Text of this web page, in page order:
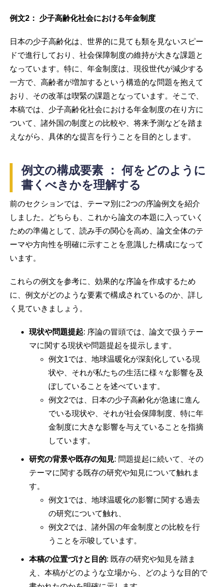
例文2： 少子高齢化社会における年金制度
日本の少子高齢化は、世界的に見ても類を見ないスピー
ドで進行しており、社会保障制度の維持が大きな課題と
なっています。特に、年金制度は、現役世代が減少する
一方で、高齢者が増加するという構造的な問題を抱えて
おり、その改革は喫緊の課題となっています。そこで、
本稿では、少子高齢化社会における年金制度の在り方に
ついて、諸外国の制度との比較や、将来予測などを踏ま
えながら、具体的な提言を行うことを目的とします。
例文の構成要素 ： 何をどのように
書くべきかを理解する
前のセクションでは、テーマ別に2つの序論例文を紹介
しました。どちらも、これから論文の本題に入っていく
ための準備として、読み手の関心を高め、論文全体のテ
ーマや方向性を明確に示すことを意識した構成になって
います。
これらの例文を参考に、効果的な序論を作成するため
に、例文がどのような要素で構成されているのか、詳し
く見ていきましょう。
現状や問題提起: 序論の冒頭では、論文で扱うテー
マに関する現状や問題提起を提示します。
例文1では、地球温暖化が深刻化している現
状や、それが私たちの生活に様々な影響を及
ぼしていることを述べています。
例文2では、日本の少子高齢化が急速に進ん
でいる現状や、それが社会保障制度、特に年
金制度に大きな影響を与えていることを指摘
しています。
研究の背景や既存の知見: 問題提起に続いて、その
テーマに関する既存の研究や知見について触れま
す。
例文1では、地球温暖化の影響に関する過去
の研究について触れ、
例文2では、諸外国の年金制度との比較を行
うことを示唆しています。
本稿の位置づけと目的: 既存の研究や知見を踏ま
え、本稿がどのような立場から、どのような目的で